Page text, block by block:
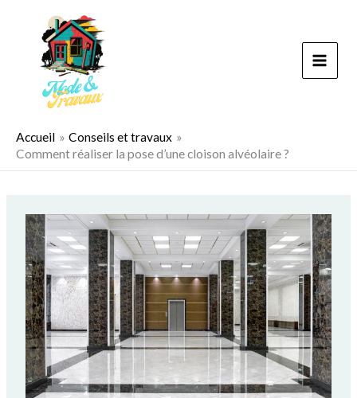
Accueil
Conseils et travaux
Comment réaliser la pose d’une cloison alvéolaire ?